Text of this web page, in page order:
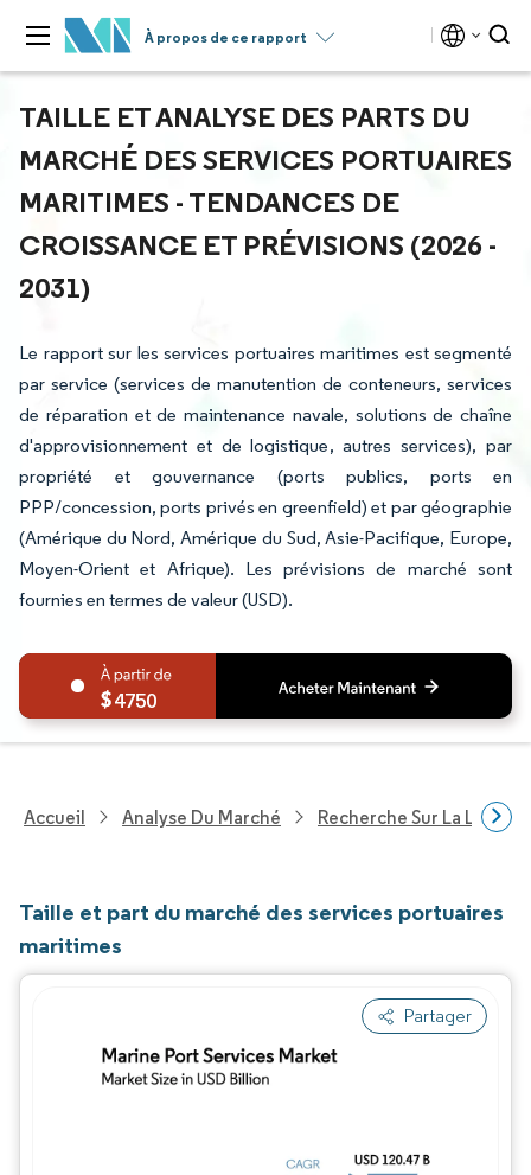
À propos de ce rapport
TAILLE ET ANALYSE DES PARTS DU
MARCHÉ DES SERVICES PORTUAIRES
MARITIMES - TENDANCES DE
CROISSANCE ET PRÉVISIONS (2026 -
2031)
Le rapport sur les services portuaires maritimes est segmenté
par service (services de manutention de conteneurs, services
de réparation et de maintenance navale, solutions de chaîne
d'approvisionnement et de logistique, autres services), par
propriété et gouvernance (ports publics, ports en
PPP/concession, ports privés en greenfield) et par géographie
(Amérique du Nord, Amérique du Sud, Asie-Pacifique, Europe,
Moyen-Orient et Afrique). Les prévisions de marché sont
fournies en termes de valeur (USD).
4750
Accueil Analyse Du Marché Recherche Sur La
Taille et part du marché des services portuaires
maritimes
Partager